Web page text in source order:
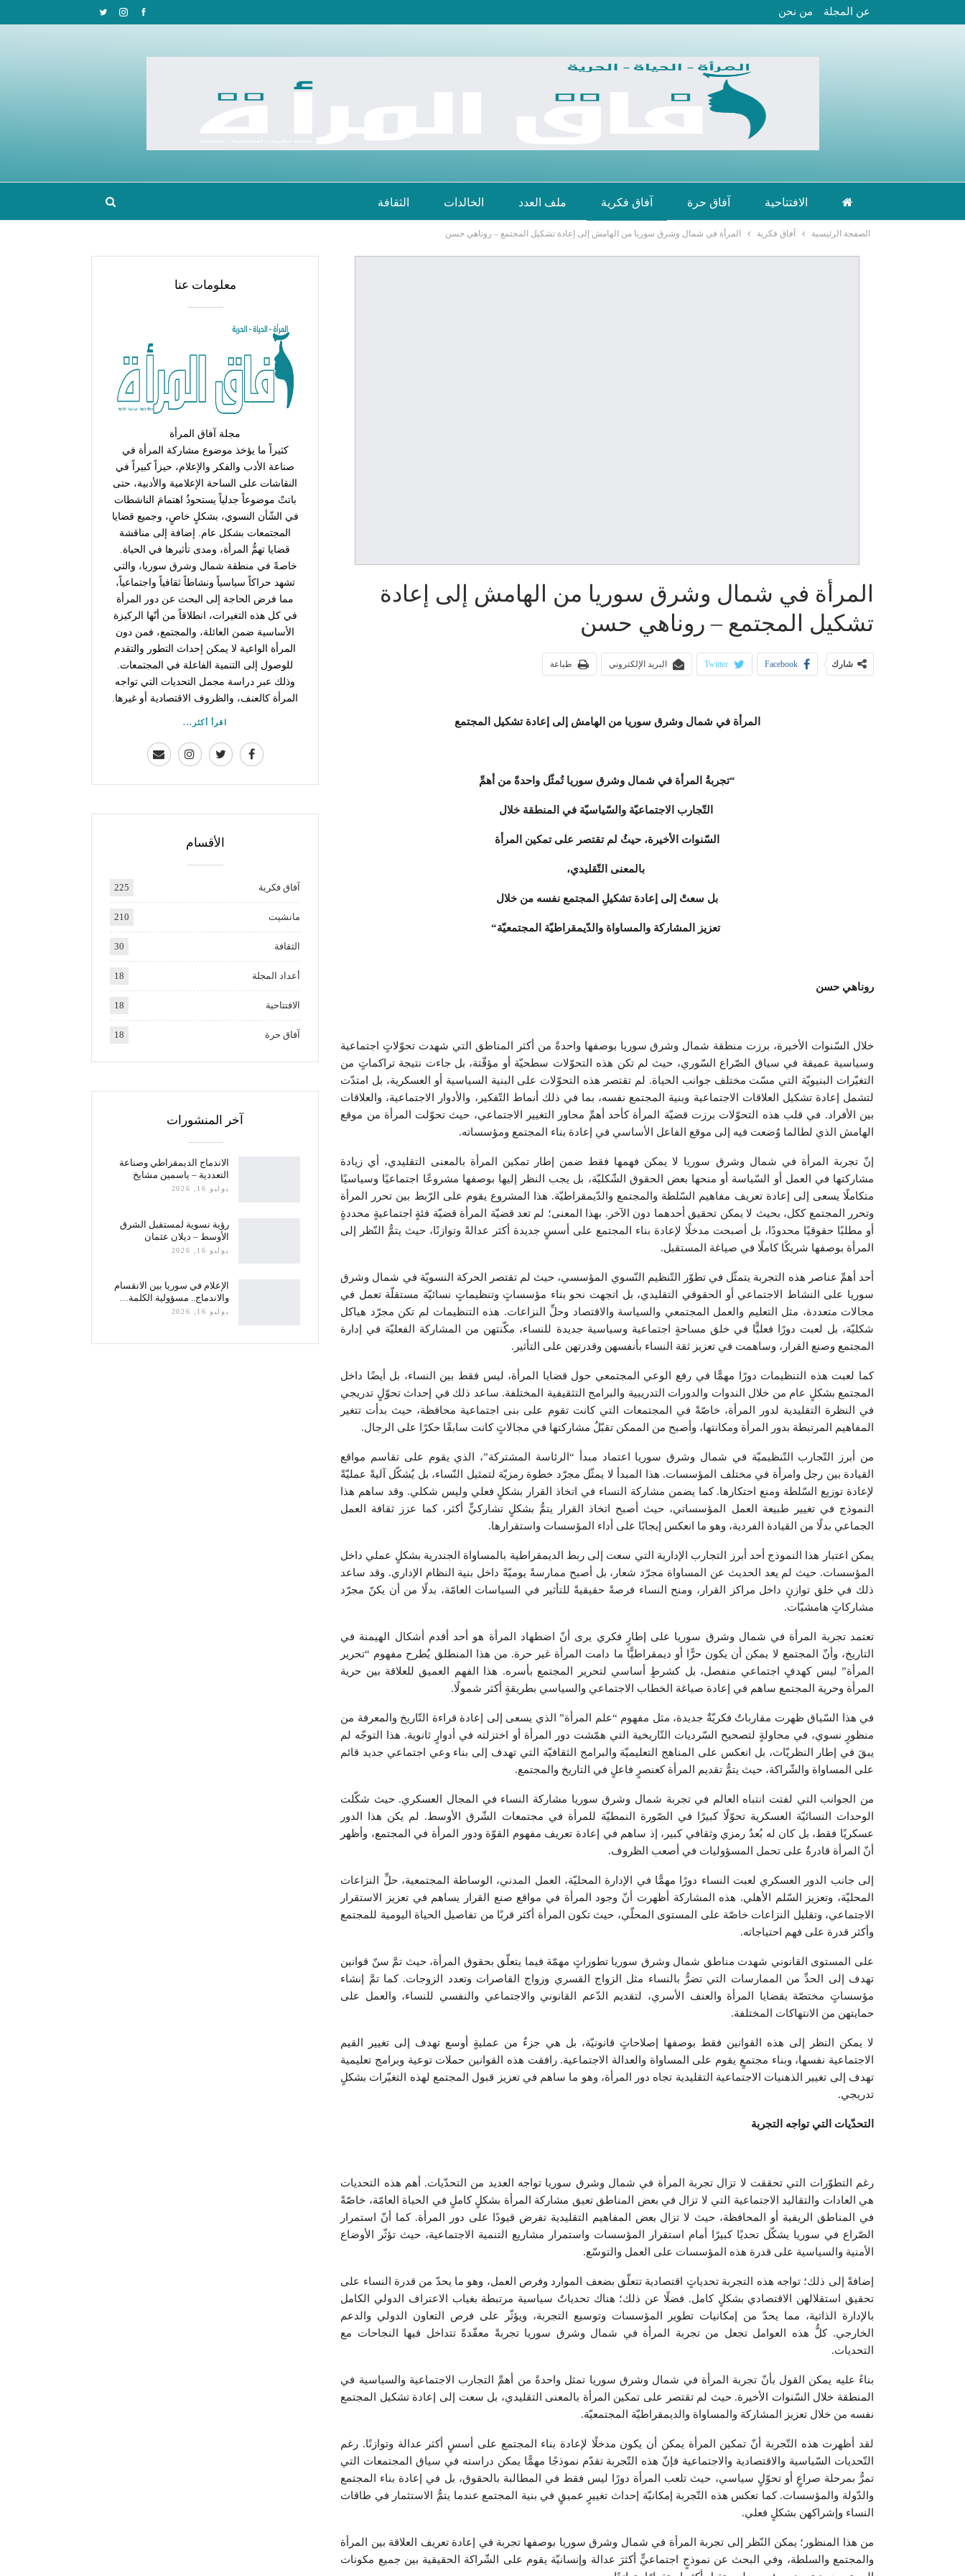
عن المجلة من نحن
الافتتاحية آفاق حرة آفاق فكرية ملف العدد الخالدات الثقافة
الصفحة الرئيسية آفاق فكرية المرأة في شمال وشرق سوريا من الهامش إلى إعادة تشكيل المجتمع – روناهي حسن
المرأة في شمال وشرق سوريا من الهامش إلى إعادة
تشكيل المجتمع – روناهي حسن
شارك Facebook
Twitter البريد الإلكتروني طباعة
المرأة في شمال وشرق سوريا من الهامش إلى إعادة تشكيل المجتمع
“تجربةُ المرأة في شمال وشرق سوريا تُمثّل واحدةً من أهمِّ
التّجارب الاجتماعيّة والسّياسيّة في المنطقة خلال
السّنوات الأخيرة، حيثُ لم تقتصر على تمكين المرأة
بالمعنى التّقليدي،
بل سعتْ إلى إعادة تشكيلِ المجتمع نفسه من خلال
تعزيز المشاركة والمساواة والدّيمقراطيّة المجتمعيّة“
روناهي حسن
خلال السّنوات الأخيرة، برزت منطقة شمال وشرق سوريا بوصفها واحدةً من أكثر المناطق التي شهدت تحوّلاتٍ اجتماعية
وسياسية عميقة في سياق الصّراع السّوري، حيث لم تكن هذه التحوّلات سطحيّة أو مؤقّتة، بل جاءت نتيجة تراكماتٍ من
التغيّرات البنيويّة التي مسّت مختلف جوانب الحياة. لم تقتصر هذه التحوّلات على البنية السياسية أو العسكرية، بل امتدّت
لتشمل إعادة تشكيل العلاقات الاجتماعية وبنية المجتمع نفسه، بما في ذلك أنماط التّفكير، والأدوار الاجتماعية، والعلاقات
بين الأفراد. في قلب هذه التحوّلات برزت قضيّة المرأة كأحد أهمِّ محاور التغيير الاجتماعي، حيث تحوّلت المرأة من موقع
الهامش الذي لطالما وُضعت فيه إلى موقع الفاعل الأساسي في إعادة بناء المجتمع ومؤسساته.
إنّ تجربة المرأة في شمال وشرق سوريا لا يمكن فهمها فقط ضمن إطار تمكين المرأة بالمعنى التقليدي، أي زيادة
مشاركتها في العمل أو السّياسة أو منحها بعض الحقوق الشّكليّة، بل يجب النظر إليها بوصفها مشروعًا اجتماعيًا وسياسيًا
متكاملًا يسعى إلى إعادة تعريف مفاهيم السّلطة والمجتمع والدّيمقراطيّة. هذا المشروع يقوم على الرّبط بين تحرر المرأة
وتحرر المجتمع ككل، بحيث لا يمكن تحقيق أحدهما دون الآخر. بهذا المعنى؛ لم تعد قضيّة المرأة قضيّة فئةٍ اجتماعيةٍ محددةٍ
أو مطلبًا حقوقيًا محدودًا، بل أصبحت مدخلًا لإعادة بناء المجتمع على أسسٍ جديدة أكثر عدالةً وتوازنًا، حيث يتمُّ النّظر إلى
المرأة بوصفها شريكًا كاملًا في صياغة المستقبل.
أحد أهمِّ عناصر هذه التجربة يتمثّل في تطوّر التّنظيم النّسوي المؤسسي، حيث لم تقتصر الحركة النسويّة في شمال وشرق
سوريا على النشاط الاجتماعي أو الحقوقي التقليدي، بل اتجهت نحو بناء مؤسساتٍ وتنظيماتٍ نسائيّة مستقلّة تعمل في
مجالات متعددة، مثل التعليم والعمل المجتمعي والسياسة والاقتصاد وحلِّ النزاعات. هذه التنظيمات لم تكن مجرّد هياكل
شكليّة، بل لعبت دورًا فعليًّا في خلق مساحةٍ اجتماعية وسياسية جديدة للنساء، مكّنتهن من المشاركة الفعليّة في إدارة
المجتمع وصنع القرار، وساهمت في تعزيز ثقة النساء بأنفسهن وقدرتهن على التأثير.
كما لعبت هذه التنظيمات دورًا مهمًّا في رفع الوعي المجتمعي حول قضايا المرأة، ليس فقط بين النساء، بل أيضًا داخل
المجتمع بشكلٍ عام من خلال الندوات والدورات التدريبية والبرامج التثقيفية المختلفة. ساعد ذلك في إحداث تحوّلٍ تدريجي
في النظرة التقليدية لدور المرأة، خاصّةً في المجتمعات التي كانت تقوم على بنى اجتماعية محافظة، حيث بدأت تتغير
المفاهيم المرتبطة بدور المرأة ومكانتها، وأصبح من الممكن تقبّلُ مشاركتها في مجالاتٍ كانت سابقًا حكرًا على الرجال.
من أبرز التّجارب التّنظيميّة في شمال وشرق سوريا اعتماد مبدأ “الرئاسة المشتركة”، الذي يقوم على تقاسم مواقع
القيادة بين رجل وامرأة في مختلف المؤسسات. هذا المبدأ لا يمثّل مجرّد خطوة رمزيّة لتمثيل النّساء، بل يُشكّل آليةً عمليّةً
لإعادة توزيع السّلطة ومنع احتكارها. كما يضمن مشاركة النساء في اتخاذ القرار بشكلٍ فعلي وليس شكلي. وقد ساهم هذا
النموذج في تغيير طبيعة العمل المؤسساتي، حيث أصبح اتخاذ القرار يتمُّ بشكلٍ تشاركيٍّ أكثر، كما عزز ثقافة العمل
الجماعي بدلًا من القيادة الفردية، وهو ما انعكس إيجابًا على أداء المؤسسات واستقرارها.
يمكن اعتبار هذا النموذج أحد أبرز التجارب الإدارية التي سعت إلى ربط الديمقراطية بالمساواة الجندرية بشكلٍ عملي داخل
المؤسسات. حيث لم يعد الحديث عن المساواة مجرّد شعار، بل أصبح ممارسةً يوميّةً داخل بنية النظام الإداري. وقد ساعد
ذلك في خلق توازنٍ داخل مراكز القرار، ومنح النساء فرصةً حقيقيةً للتأثير في السياسات العامّة، بدلًا من أن يكنّ مجرّد
مشاركاتٍ هامشيّات.
تعتمد تجربة المرأة في شمال وشرق سوريا على إطارٍ فكري يرى أنّ اضطهاد المرأة هو أحد أقدم أشكال الهيمنة في
التاريخ، وأنّ المجتمع لا يمكن أن يكون حرًّا أو ديمقراطيًّا ما دامت المرأة غير حرة. من هذا المنطلق يُطرح مفهوم “تحرير
المرأة” ليس كهدفٍ اجتماعي منفصل، بل كشرطٍ أساسي لتحرير المجتمع بأسره. هذا الفهم العميق للعلاقة بين حرية
المرأة وحرية المجتمع ساهم في إعادة صياغة الخطاب الاجتماعي والسياسي بطريقةٍ أكثر شمولًا.
في هذا السّياق ظهرت مقارباتٌ فكريّةٌ جديدة، مثل مفهوم “علم المرأة” الذي يسعى إلى إعادة قراءة التّاريخ والمعرفة من
منظورٍ نسوي، في محاولةٍ لتصحيح السّرديات التّاريخية التي همّشت دور المرأة أو اختزلته في أدوارٍ ثانوية. هذا التوجّه لم
يبقَ في إطار النظريّات، بل انعكس على المناهج التعليميّة والبرامج الثقافيّة التي تهدف إلى بناء وعي اجتماعي جديد قائم
على المساواة والشّراكة، حيث يتمُّ تقديم المرأة كعنصرٍ فاعلٍ في التاريخ والمجتمع.
من الجوانب التي لفتت انتباه العالم في تجربة شمال وشرق سوريا مشاركة النساء في المجال العسكري. حيث شكّلت
الوحدات النسائيّة العسكرية تحوّلًا كبيرًا في الصّورة النمطيّة للمرأة في مجتمعات الشّرق الأوسط. لم يكن هذا الدور
عسكريًا فقط، بل كان له بُعدٌ رمزي وثقافي كبير، إذ ساهم في إعادة تعريف مفهوم القوّة ودور المرأة في المجتمع، وأظهر
أنّ المرأة قادرةٌ على تحمل المسؤوليات في أصعب الظروف.
إلى جانب الدور العسكري لعبت النساء دورًا مهمًّا في الإدارة المحليّة، العمل المدني، الوساطة المجتمعية، حلِّ النزاعات
المحليّة، وتعزيز السّلم الأهلي. هذه المشاركة أظهرت أنّ وجود المرأة في مواقع صنع القرار يساهم في تعزيز الاستقرار
الاجتماعي، وتقليل النزاعات خاصّة على المستوى المحلّي، حيث تكون المرأة أكثر قربًا من تفاصيل الحياة اليومية للمجتمع
وأكثر قدرة على فهم احتياجاته.
على المستوى القانوني شهدت مناطق شمال وشرق سوريا تطوراتٍ مهمّة فيما يتعلّق بحقوق المرأة، حيث تمَّ سنّ قوانين
تهدف إلى الحدِّ من الممارسات التي تضرُّ بالنساء مثل الزواج القسري وزواج القاصرات وتعدد الزوجات. كما تمَّ إنشاء
مؤسساتٍ مختصّة بقضايا المرأة والعنف الأسري، لتقديم الدّعم القانوني والاجتماعي والنفسي للنساء، والعمل على
حمايتهن من الانتهاكات المختلفة.
لا يمكن النظر إلى هذه القوانين فقط بوصفها إصلاحاتٍ قانونيّة، بل هي جزءٌ من عمليةٍ أوسع تهدف إلى تغيير القيم
الاجتماعية نفسها، وبناء مجتمعٍ يقوم على المساواة والعدالة الاجتماعية. رافقت هذه القوانين حملات توعية وبرامج تعليمية
تهدف إلى تغيير الذهنيات الاجتماعية التقليدية تجاه دور المرأة، وهو ما ساهم في تعزيز قبول المجتمع لهذه التغيّرات بشكلٍ
تدريجي.
التحدّيات التي تواجه التجربة
رغم التطوّرات التي تحققت لا تزال تجربة المرأة في شمال وشرق سوريا تواجه العديد من التحدّيات. أهم هذه التحديات
هي العادات والتقاليد الاجتماعية التي لا تزال في بعض المناطق تعيق مشاركة المرأة بشكلٍ كاملٍ في الحياة العامّة، خاصّةً
في المناطق الريفية أو المحافظة، حيث لا تزال بعض المفاهيم التقليدية تفرض قيودًا على دور المرأة. كما أنّ استمرار
الصّراع في سوريا يشكّل تحديًا كبيرًا أمام استقرار المؤسسات واستمرار مشاريع التنمية الاجتماعية، حيث تؤثّر الأوضاع
الأمنية والسياسية على قدرة هذه المؤسسات على العمل والتوسّع.
إضافةً إلى ذلك؛ تواجه هذه التجربة تحدياتٍ اقتصادية تتعلّق بضعف الموارد وفرص العمل، وهو ما يحدّ من قدرة النساء على
تحقيق استقلالهن الاقتصادي بشكلٍ كامل. فضلًا عن ذلك؛ هناك تحدياتٌ سياسية مرتبطة بغياب الاعتراف الدولي الكامل
بالإدارة الذاتية، مما يحدّ من إمكانيات تطوير المؤسسات وتوسيع التجربة، ويؤثّر على فرص التعاون الدولي والدعم
الخارجي. كلُّ هذه العوامل تجعل من تجربة المرأة في شمال وشرق سوريا تجربةً معقّدةً تتداخل فيها النجاحات مع
التحديات.
بناءً عليه يمكن القول بأنّ تجربة المرأة في شمال وشرق سوريا تمثل واحدةً من أهمِّ التجارب الاجتماعية والسياسية في
المنطقة خلال السّنوات الأخيرة. حيث لم تقتصر على تمكين المرأة بالمعنى التقليدي، بل سعت إلى إعادة تشكيل المجتمع
نفسه من خلال تعزيز المشاركة والمساواة والديمقراطيّة المجتمعيّة.
لقد أظهرت هذه التّجربة أنّ تمكين المرأة يمكن أن يكون مدخلًا لإعادة بناء المجتمع على أسسٍ أكثر عدالة وتوازنًا. رغم
التّحديات السّياسية والاقتصادية والاجتماعية فإنّ هذه التّجربة تقدّم نموذجًا مهمًّا يمكن دراسته في سياق المجتمعات التي
تمرُّ بمرحلة صراعٍ أو تحوّلٍ سياسي، حيث تلعب المرأة دورًا ليس فقط في المطالبة بالحقوق، بل في إعادة بناء المجتمع
والدّولة والمؤسسات. كما تعكس هذه التّجربة إمكانيّة إحداث تغييرٍ عميقٍ في بنية المجتمع عندما يتمُّ الاستثمار في طاقات
النساء وإشراكهن بشكلٍ فعلي.
من هذا المنظور؛ يمكن النّظر إلى تجربة المرأة في شمال وشرق سوريا بوصفها تجربة في إعادة تعريف العلاقة بين المرأة
والمجتمع والسلطة، وفي البحث عن نموذجٍ اجتماعيٍّ أكثرَ عدالة وإنسانيّة يقوم على الشّراكة الحقيقية بين جميع مكونات
معلومات عنا
مجلة آفاق المرأة
كثيراً ما يؤخذ موضوع مشاركة المرأة في
صناعة الأدب والفكر والإعلام، حيزاً كبيراً في
النقاشات على الساحة الإعلامية والأدبية، حتى
باتتْ موضوعاً جدلياً يستحوذُ اهتمامَ الناشطات
في الشّأن النسوي، بشكلٍ خاصٍ، وجميع قضايا
المجتمعات بشكل عام. إضافة إلى مناقشة
قضايا تهمُّ المرأة، ومدى تأثيرها في الحياة.
خاصةً في منطقة شمال وشرق سوريا، والتي
تشهد حراكاً سياسياً ونشاطاً ثقافياً واجتماعياً،
مما فرض الحاجة إلى البحث عن دور المرأة
في كل هذه التغيرات، انطلاقاً من أنّها الركيزة
الأساسية ضمن العائلة، والمجتمع، فمن دون
المرأة الواعية لا يمكن إحداث التطور والتقدم
للوصول إلى التنمية الفاعلة في المجتمعات.
وذلك عبر دراسة مجمل التحديات التي تواجه
المرأة كالعنف، والظروف الاقتصادية أو غيرها.
اقرأ أكثر...
الأقسام
آفاق فكرية 225
مانشيت 210
الثقافة 30
أعداد المجلة 18
الافتتاحية 18
آفاق حرة 18
آخر المنشورات
الاندماج الديمقراطي وصناعة
التعددية – ياسمين مشايخ
يوليو 16, 2026
رؤية نسوية لمستقبل الشرق
الأوسط – ديلان عثمان
يوليو 16, 2026
الإعلام في سوريا بين الانقسام
والاندماج.. مسؤولية الكلمة…
يوليو 16, 2026